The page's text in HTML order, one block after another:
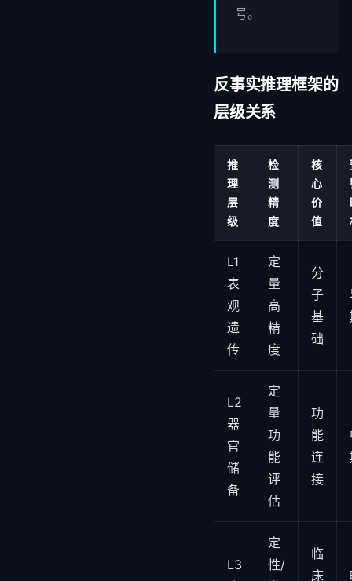
号。
反事实推理框架的
层级关系
推
理
层
级
检
测
精
度
核
心
价
值
L1
表
观
遗
传
定
量
高
精
度
分
子
基
础
L2
器
官
储
备
定
量
功
能
评
估
功
能
连
接
L3
定
性/
临
床